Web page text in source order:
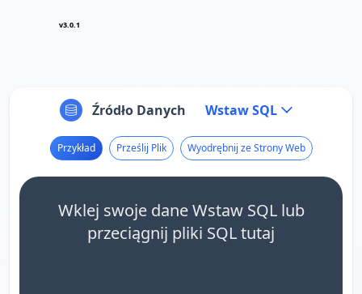
v3.0.1
Źródło Danych Wstaw SQL
Przykład Prześlij Plik Wyodrębnij ze Strony Web
Wklej swoje dane Wstaw SQL lub
przeciągnij pliki SQL tutaj